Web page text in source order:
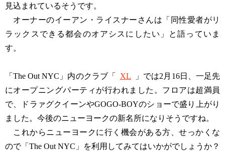
見込まれているそうです。
オーナーのイーアン・ライスナーさんは「同性愛者がリ
ラックスできる都会のオアシスにしたい」と語っていま
す。
「The Out NYC」内のクラブ「 XL
」では2月16日、一足先
にオープニングパーティが行われました。フロアは超満員
で、ドラァグクイーンやGOGO-BOYのショーで盛り上がり
ました。今後のニューヨークの新名所になりそうですね。
これからニューヨークに行く機会がある方、せっかくな
ので「The Out NYC」を利用してみてはいかがでしょうか？